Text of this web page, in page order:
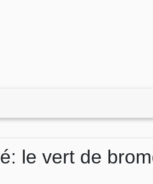
le vert de